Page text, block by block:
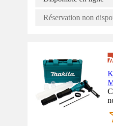
Réservation non